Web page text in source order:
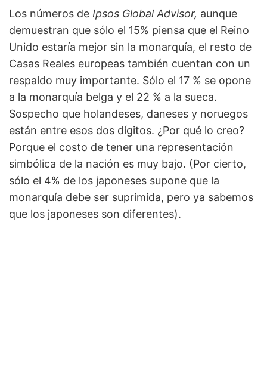
Los números de Ipsos Global Advisor, aunque
demuestran que sólo el 15% piensa que el Reino
Unido estaría mejor sin la monarquía, el resto de
Casas Reales europeas también cuentan con un
respaldo muy importante. Sólo el 17 % se opone
a la monarquía belga y el 22 % a la sueca.
Sospecho que holandeses, daneses y noruegos
están entre esos dos dígitos. ¿Por qué lo creo?
Porque el costo de tener una representación
simbólica de la nación es muy bajo. (Por cierto,
sólo el 4% de los japoneses supone que la
monarquía debe ser suprimida, pero ya sabemos
que los japoneses son diferentes).